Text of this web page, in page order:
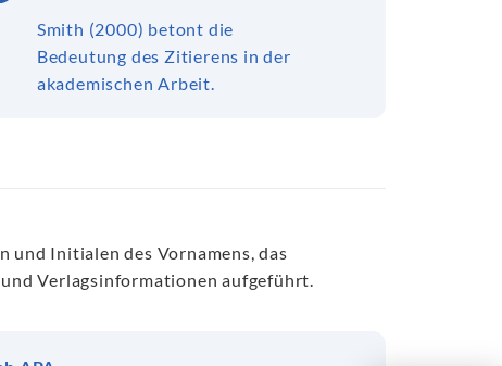
Smith (2000) betont die
Bedeutung des Zitierens in der
akademischen Arbeit.
und Initialen des Vornamens, das
Verlagsinformationen aufgeführt.